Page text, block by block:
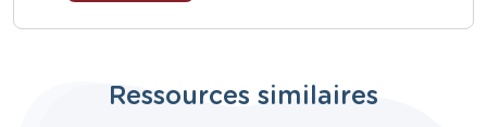
Ressources similaires